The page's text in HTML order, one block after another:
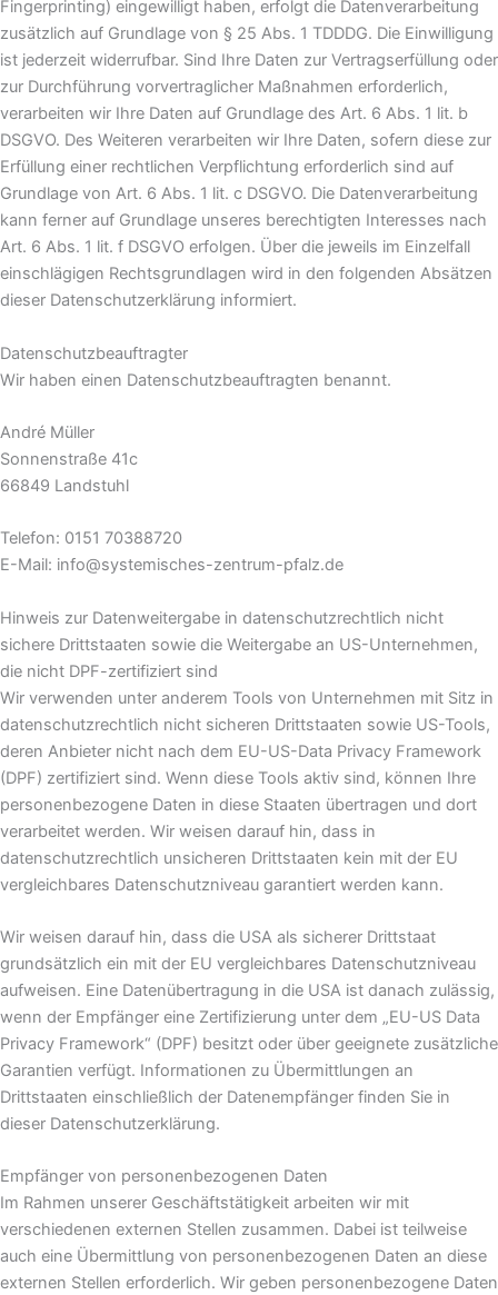
Fingerprinting) eingewilligt haben, erfolgt die Datenverarbeitung
zusätzlich auf Grundlage von § 25 Abs. 1 TDDDG. Die Einwilligung
ist jederzeit widerrufbar. Sind Ihre Daten zur Vertragserfüllung oder
zur Durchführung vorvertraglicher Maßnahmen erforderlich,
verarbeiten wir Ihre Daten auf Grundlage des Art. 6 Abs. 1 lit. b
DSGVO. Des Weiteren verarbeiten wir Ihre Daten, sofern diese zur
Erfüllung einer rechtlichen Verpflichtung erforderlich sind auf
Grundlage von Art. 6 Abs. 1 lit. c DSGVO. Die Datenverarbeitung
kann ferner auf Grundlage unseres berechtigten Interesses nach
Art. 6 Abs. 1 lit. f DSGVO erfolgen. Über die jeweils im Einzelfall
einschlägigen Rechtsgrundlagen wird in den folgenden Absätzen
dieser Datenschutzerklärung informiert.
Datenschutz­beauftragter
Wir haben einen Datenschutzbeauftragten benannt.
André Müller
Sonnenstraße 41c
66849 Landstuhl
Telefon: 0151 70388720
E-Mail: info@systemisches-zentrum-pfalz.de
Hinweis zur Datenweitergabe in datenschutzrechtlich nicht
sichere Drittstaaten sowie die Weitergabe an US-Unternehmen,
die nicht DPF-zertifiziert sind
Wir verwenden unter anderem Tools von Unternehmen mit Sitz in
datenschutzrechtlich nicht sicheren Drittstaaten sowie US-Tools,
deren Anbieter nicht nach dem EU-US-Data Privacy Framework
(DPF) zertifiziert sind. Wenn diese Tools aktiv sind, können Ihre
personenbezogene Daten in diese Staaten übertragen und dort
verarbeitet werden. Wir weisen darauf hin, dass in
datenschutzrechtlich unsicheren Drittstaaten kein mit der EU
vergleichbares Datenschutzniveau garantiert werden kann.
Wir weisen darauf hin, dass die USA als sicherer Drittstaat
grundsätzlich ein mit der EU vergleichbares Datenschutzniveau
aufweisen. Eine Datenübertragung in die USA ist danach zulässig,
wenn der Empfänger eine Zertifizierung unter dem „EU-US Data
Privacy Framework“ (DPF) besitzt oder über geeignete zusätzliche
Garantien verfügt. Informationen zu Übermittlungen an
Drittstaaten einschließlich der Datenempfänger finden Sie in
dieser Datenschutzerklärung.
Empfänger von personenbezogenen Daten
Im Rahmen unserer Geschäftstätigkeit arbeiten wir mit
verschiedenen externen Stellen zusammen. Dabei ist teilweise
auch eine Übermittlung von personenbezogenen Daten an diese
externen Stellen erforderlich. Wir geben personenbezogene Daten